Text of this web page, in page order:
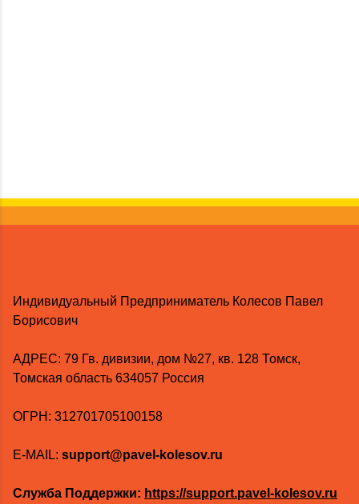
Индивидуальный Предприниматель Колесов Павел
Борисович
AДРЕС: 79 Гв. дивизии, дом №27, кв. 128 Томск,
Томская область 634057 Россия
ОГРН: 312701705100158
E-MAIL: support@pavel-kolesov.ru
Служба Поддержки: https://support.pavel-kolesov.ru